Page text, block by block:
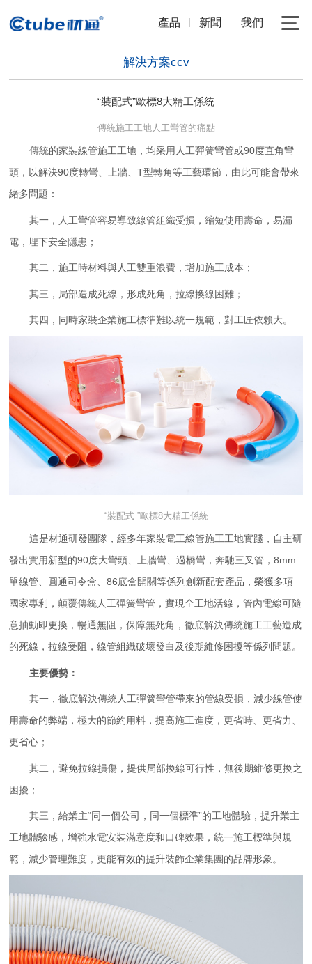
產品 新聞 我們
解決方案ccv
“裝配式”歐標8大精工係統
傳統施工工地人工彎管的痛點
傳統的家裝線管施工工地，均采用人工彈簧彎管或90度直角彎
頭，以解決90度轉彎、上牆、T型轉角等工藝環節，由此可能會帶來
緒多問題：
其一，人工彎管容易導致線管組織受損，縮短使用壽命，易漏
電，埋下安全隱患；
其二，施工時材料與人工雙重浪費，增加施工成本；
其三，局部造成死線，形成死角，拉線換線困難；
其四，同時家裝企業施工標準難以統一規範，對工匠依賴大。
“裝配式 ”歐標8大精工係統
這是材通研發團隊，經多年家裝電工線管施工工地實踐，自主研
發出實用新型的90度大彎頭、上牆彎、過橋彎，奔馳三叉管，8mm
單線管、圓通司令盒、86底盒開關等係列創新配套產品，榮獲多項
國家專利，顛覆傳統人工彈簧彎管，實現全工地活線，管內電線可隨
意抽動即更換，暢通無阻，保障無死角，徹底解決傳統施工工藝造成
的死線，拉線受阻，線管組織破壞發白及後期維修困擾等係列問題。
主要優勢：
其一，徹底解決傳統人工彈簧彎管帶來的管線受損，減少線管使
用壽命的弊端，極大的節約用料，提高施工進度，更省時、更省力、
更省心；
其二，避免拉線損傷，提供局部換線可行性，無後期維修更換之
困擾；
其三，給業主“同一個公司，同一個標準”的工地體驗，提升業主
工地體驗感，增強水電安裝滿意度和口碑效果，統一施工標準與規
範，減少管理難度，更能有效的提升裝飾企業集團的品牌形象。